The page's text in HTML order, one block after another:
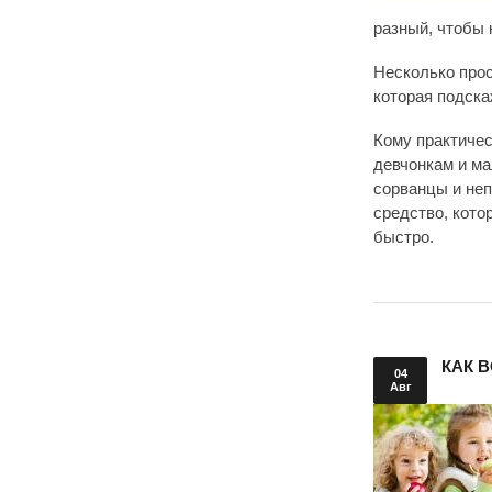
разный, чтобы
Несколько
которая
Кому
девчонкам и
сорванцы и
средство,
быстро.
04
Авг
КАК